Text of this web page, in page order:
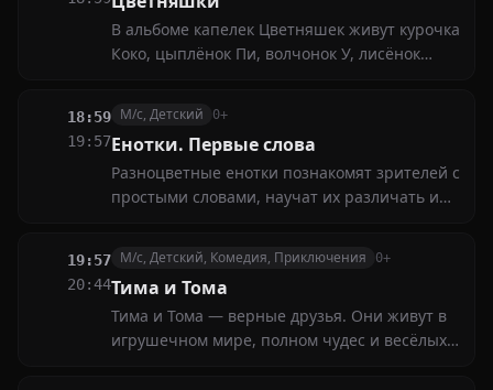
В альбоме капелек Цветняшек живут курочка
Коко, цыплёнок Пи, волчонок У, лисёнок
развивает разные навыки малыша —
социальные, интеллектуальные, физические,
сенсорные и другие
18:59
19:57
М/с, Детский 0+
Енотки. Первые слова
Разноцветные енотки познакомят зрителей с
простыми словами, научат их различать и
вместе с енотками будут их новые друзья —
робот Нотик и его помощница Ди
19:57
20:44
М/с, Детский, Комедия, Приключения 0+
Тима и Тома
Тима и Тома — верные друзья. Они живут в
игрушечном мире, полном чудес и весёлых